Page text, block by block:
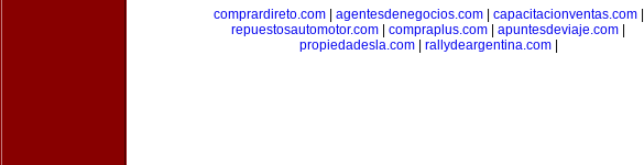
comprardireto.com| agentesdenegocios.com| capacitacionventas.com|
repuestosautomotor.com
compraplus.com apuntesdeviaje.com
propiedadesla.com| rallydeargentina.com|